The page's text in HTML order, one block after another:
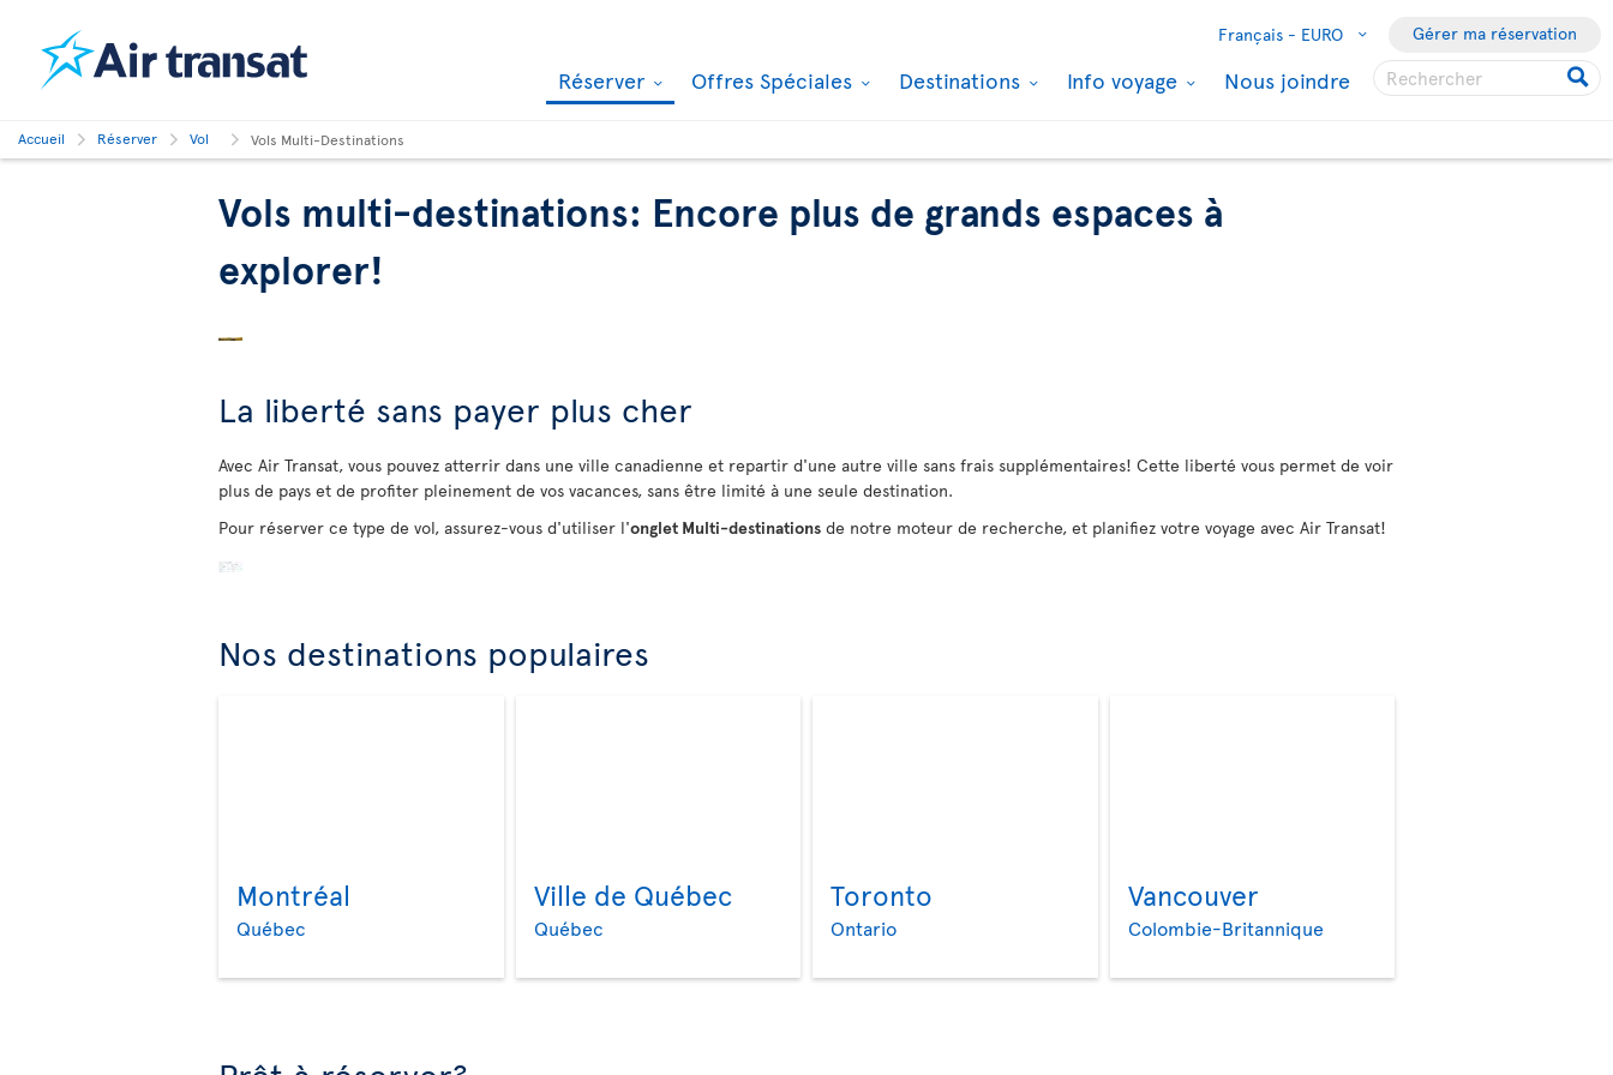
Français - EURO Gérer ma réservation
Réserver Offres Spéciales Destinations Info voyage Nous joindre
Accueil Réserver Vol Vols Multi-Destinations
Vols multi-destinations: Encore plus de grands espaces à
explorer!
La liberté sans payer plus cher
Avec Air Transat, vous pouvez atterrir dans une ville canadienne et repartir d'une autre ville sans frais supplémentaires! Cette liberté vous permet de voir
plus de pays et de profiter pleinement de vos vacances, sans être limité à une seule destination.
Pour réserver ce type de vol, assurez-vous d'utiliser l'onglet Multi-destinations de notre moteur de recherche, et planifiez votre voyage avec Air Transat!
Nos destinations populaires
Montréal
Québec >
Ville de Québec
Québec >
Toronto
Ontario >
Vancouver
Colombie-Britannique